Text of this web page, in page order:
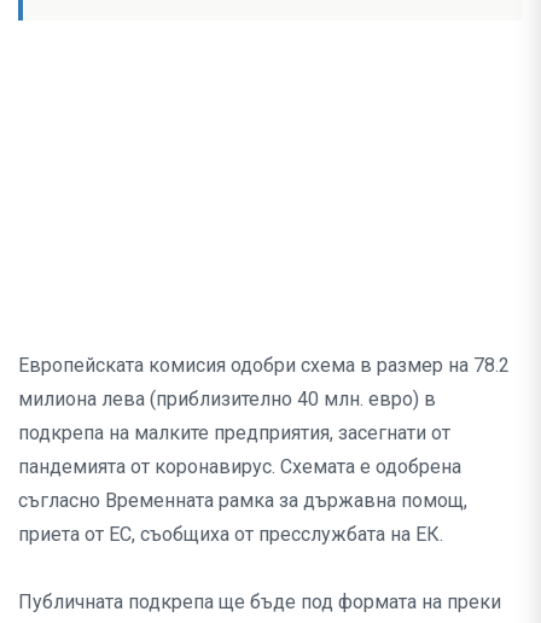
Европейската комисия одобри схема в размер на 78.2
милиона лева (приблизително 40 млн. евро) в
подкрепа на малките предприятия, засегнати от
пандемията от коронавирус. Схемата е одобрена
съгласно Временната рамка за държавна помощ,
приета от ЕС, съобщиха от пресслужбата на ЕК.
Публичната подкрепа ще бъде под формата на преки